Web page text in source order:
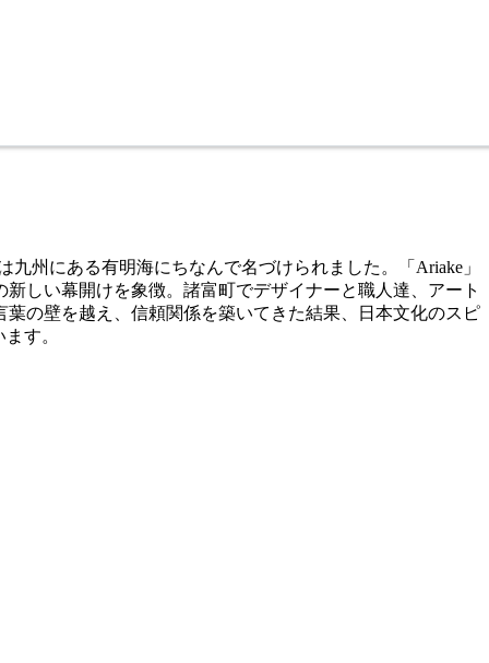
州にある有明海にちなんで名づけられました。「Ariake」
しい幕開けを象徴。諸富町でデザイナーと職人達、アート
の壁を越え、信頼関係を築いてきた結果、日本文化のスピ
す。